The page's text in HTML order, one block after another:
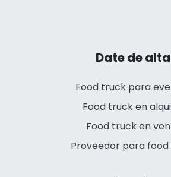
Date de alta
Food truck para
Food truck en
Food truck en
Proveedor para